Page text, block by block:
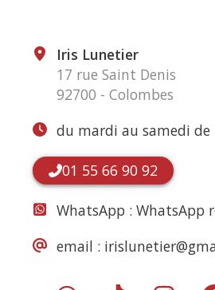
Iris Lunetier
17 rue Saint Denis
92700 - Colombes
du mardi au samedi de
01 55 66 90 92
WhatsApp : WhatsApp
email :